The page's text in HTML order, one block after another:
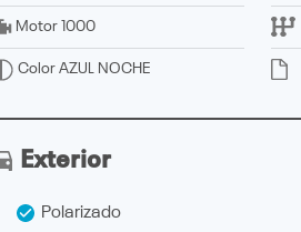
Motor 1000
Color AZUL NOCHE
Exterior
Polarizado